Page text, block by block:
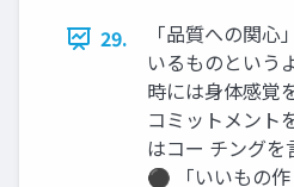
29.
「品質への関
いるものという
時には身体感覚
コミットメント
はコー チングを
⚫ 「いいもの作